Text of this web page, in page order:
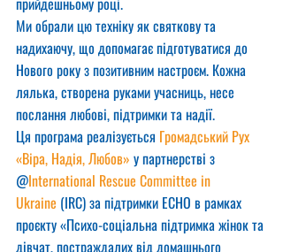
Ми обрали цю техніку як святкову та
надихаючу, що допомагає підготуватися до
Нового року з позитивним настроєм. Кожна
лялька, створена руками учасниць, несе
послання любові, підтримки та надії.
Ця програма реалізується Громадський Рух
«Віра, Надія, Любов» у партнерстві з
@International Rescue Committee in
Ukraine (IRC) за підтримки ECHO в рамках
проєкту «Психо-соціальна підтримка жінок та
дівчат, постраждалих від домашнього